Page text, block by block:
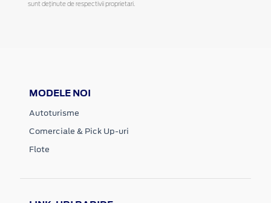
sunt deținute de respectivii proprietari.
MODELE NOI
Autoturisme
Comerciale & Pick Up-uri
Flote